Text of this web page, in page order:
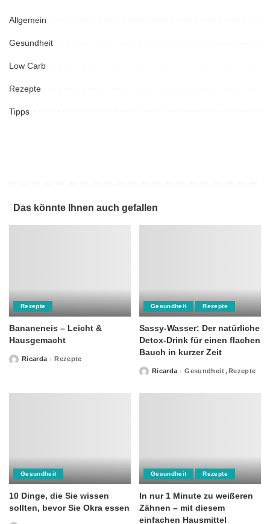
Allgemein
Gesundheit
Low Carb
Rezepte
Tipps
Das könnte Ihnen auch gefallen
Rezepte
Bananeneis – Leicht &
Hausgemacht
PostedRicarda Rezepte
Gesundheit Rezepte
Sassy-Wasser: Der natürliche
Detox-Drink für einen flachen
Bauch in kurzer Zeit
PostedRicarda Gesundheit Rezepte
Gesundheit
10 Dinge, die Sie wissen
sollten, bevor Sie Okra essen
Gesundheit Rezepte
In nur 1 Minute zu weißeren
Zähnen – mit diesem
einfachen Hausmittel